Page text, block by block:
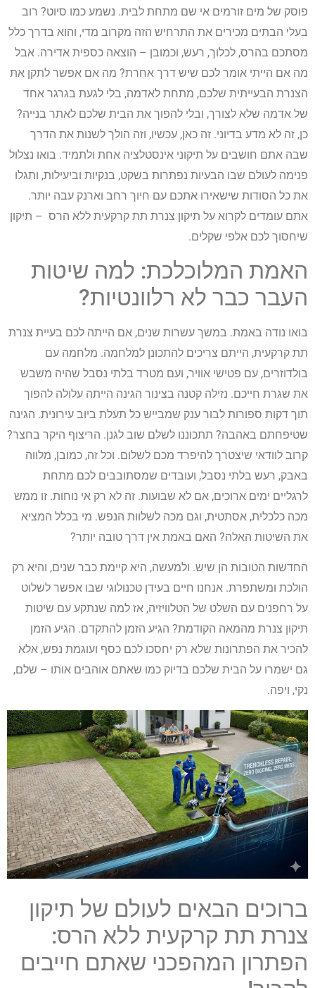
פוסק של מים זורמים אי שם מתחת לבית. נשמע כמו סיוט? רוב
בעלי הבתים מכירים את התרחיש הזה מקרוב מדי, והוא בדרך כלל
מסתכם בהרס, לכלוך, רעש, וכמובן – הוצאה כספית אדירה. אבל
מה אם הייתי אומר לכם שיש דרך אחרת? מה אם אפשר לתקן את
הצנרת הבעייתית שלכם, מתחת לאדמה, בלי לגעת בגרגר אחד
של אדמה שלא לצורך, ובלי להפוך את הבית שלכם לאתר בנייה?
כן, זה לא מדע בדיוני. זה כאן, עכשיו, וזה הולך לשנות את הדרך
שבה אתם חושבים על תיקוני אינסטלציה אחת ולתמיד. בואו נצלול
פנימה לעולם שבו הבעיות נפתרות בשקט, בנקיות וביעילות, ותגלו
את כל הסודות שישאירו אתכם עם חיוך רחב וארנק עבה יותר.
אתם עומדים לקרוא על תיקון צנרת תת קרקעית ללא הרס – תיקון
שיחסוך לכם אלפי שקלים.
האמת המלוכלכת: למה שיטות
העבר כבר לא רלוונטיות?
בואו נודה באמת. במשך עשרות שנים, אם הייתה לכם בעיית צנרת
תת קרקעית, הייתם צריכים להתכונן למלחמה. מלחמה עם
בולדוזרים, עם פטישי אוויר, ועם מטרד בלתי נסבל שהיה משבש
את שגרת חייכם. נזילה קטנה בצינור הגינה הייתה עלולה להפוך
תוך דקות ספורות לבור ענק שמבייש כל תעלת ביוב עירונית. הגינה
שטיפחתם באהבה? תתכוננו לשלם שוב לגנן. הריצוף היקר בחצר?
קרוב לוודאי שיצטרך להיפרד מכם לשלום. וכל זה, כמובן, מלווה
באבק, רעש בלתי נסבל, ועובדים שמסתובבים לכם מתחת
לרגליים ימים ארוכים, אם לא שבועות. זה לא רק אי נוחות. זו ממש
מכה כלכלית, אסתטית, וגם מכה לשלוות הנפש. מי בכלל המציא
את השיטות האלה? האם באמת אין דרך טובה יותר?
החדשות הטובות הן שיש. ולמעשה, היא קיימת כבר שנים, והיא רק
הולכת ומשתפרת. אנחנו חיים בעידן טכנולוגי שבו אפשר לשלוט
על רחפנים עם השלט של הטלוויזיה, אז למה שנתקע עם שיטות
תיקון צנרת מהמאה הקודמת? הגיע הזמן להתקדם. הגיע הזמן
להכיר את הפתרונות שלא רק יחסכו לכם כסף ועוגמת נפש, אלא
גם ישמרו על הבית שלכם בדיוק כמו שאתם אוהבים אותו – שלם,
נקי, ויפה.
ברוכים הבאים לעולם של תיקון
צנרת תת קרקעית ללא הרס:
הפתרון המהפכני שאתם חייבים